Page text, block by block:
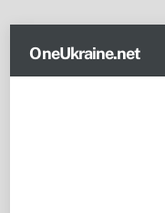
content
OneUkraine.net